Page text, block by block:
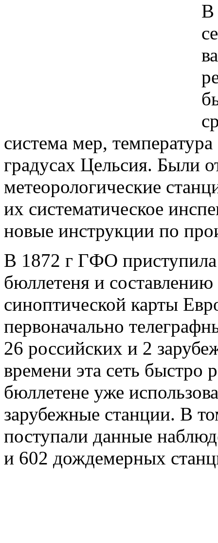
В
система мер, температура
градусах Цельсия. Были
метеорологические
их систематическое
новые инструкции по
В 1872 г ГФО приступила
бюллетеня и
синоптической карты
первоначально
26 российских и 2
времени эта сеть быстро
бюллетене уже
зарубежные станции. В
поступали данные
и 602 дождемерных